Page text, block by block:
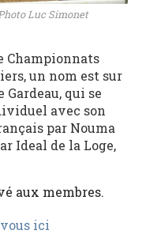
Luc Simonet
Championnats
un nom est sur
qui se
avec son
par Nouma
Ideal de la Loge,
aux membres.
ici